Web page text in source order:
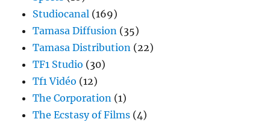
Studiocanal (169)
Tamasa Diffusion (35)
Tamasa Distribution (22)
TF1 Studio (30)
Tf1 Vidéo (12)
The Corporation (1)
The Ecstasy of Films (4)